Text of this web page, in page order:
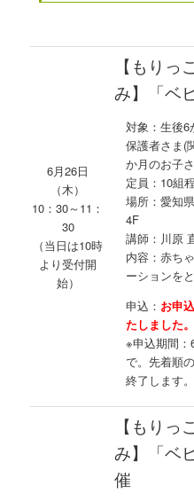
6月26日
（木）
10：30～11：
30
（当日は10時
より受付開
始）
【もり
み】「ベ
対象：生後6
保護者さま(
か月のお子
定員：10組
場所：愛知
4F
講師：川原
内容：赤ち
ーションを
申込： お申
たしました。
※申込期間：
で。先着順
終了します。
【もり
み】「ベ
催